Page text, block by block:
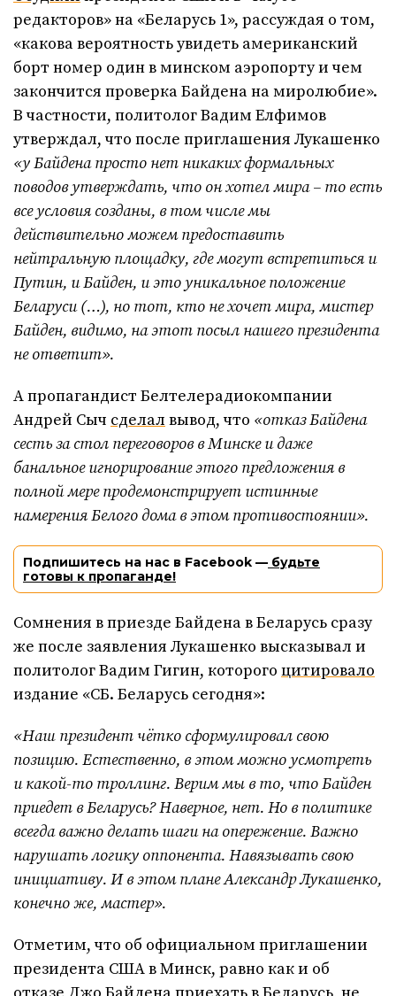
редакторов» на «Беларусь 1», рассуждая о том,
«какова вероятность увидеть американский
борт номер один в минском аэропорту и чем
закончится проверка Байдена на миролюбие».
В частности, политолог Вадим Елфимов
утверждал, что после приглашения Лукашенко
«у Байдена просто нет никаких формальных
поводов утверждать, что он хотел мира – то есть
все условия созданы, в том числе мы
действительно можем предоставить
нейтральную площадку, где могут встретиться и
Путин, и Байден, и это уникальное положение
Беларуси (…), но тот, кто не хочет мира, мистер
Байден, видимо, на этот посыл нашего президента
не ответит».
А пропагандист Белтелерадиокомпании
Андрей Сыч сделал вывод, что «отказ Байдена
сесть за стол переговоров в Минске и даже
банальное игнорирование этого предложения в
полной мере продемонстрирует истинные
намерения Белого дома в этом противостоянии».
Подпишитесь на нас в Facebook — будьте
готовы к пропаганде!
Сомнения в приезде Байдена в Беларусь сразу
же после заявления Лукашенко высказывал и
политолог Вадим Гигин, которого цитировало
издание «СБ. Беларусь сегодня»:
«Наш президент чётко сформулировал свою
позицию. Естественно, в этом можно усмотреть
и какой-то троллинг. Верим мы в то, что Байден
приедет в Беларусь? Наверное, нет. Но в политике
всегда важно делать шаги на опережение. Важно
нарушать логику оппонента. Навязывать свою
инициативу. И в этом плане Александр Лукашенко,
конечно же, мастер».
Отметим, что об официальном приглашении
президента США в Минск, равно как и об